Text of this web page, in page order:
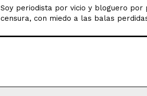
Soy periodista por vicio y bloguero por
censura, con miedo a las balas